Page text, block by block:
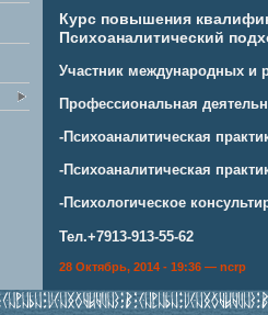
Курс повышения
Психоаналитический
Участник международных и
Профессиональная
-Психоаналитическая
-Психоаналитическая
-Психологическое
Тел.+7913-913-55-62
28 Октябрь, 2014 - 19:36 — ncrp